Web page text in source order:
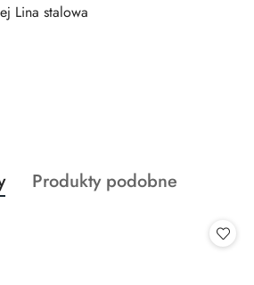
Lina stalowa
Produkty
Produkty podobne